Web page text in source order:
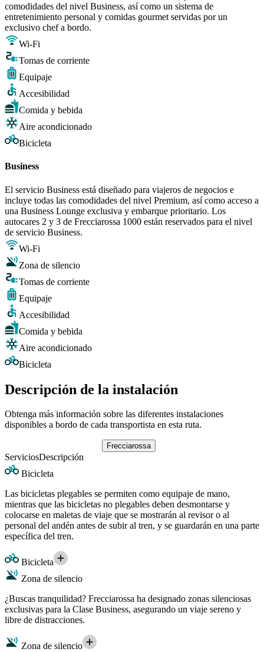
comodidades del nivel Business, así como un sistema de
entretenimiento personal y comidas gourmet servidas por un
exclusivo chef a bordo.
Wi-Fi
Tomas de corriente
Equipaje
Accesibilidad
Comida y bebida
Aire acondicionado
Bicicleta
Business
El servicio Business está diseñado para viajeros de negocios e
incluye todas las comodidades del nivel Premium, así como acceso a
una Business Lounge exclusiva y embarque prioritario. Los
autocares 2 y 3 de Frecciarossa 1000 están reservados para el nivel
de servicio Business.
Wi-Fi
Zona de silencio
Tomas de corriente
Equipaje
Accesibilidad
Comida y bebida
Aire acondicionado
Bicicleta
Descripción de la instalación
Obtenga más información sobre las diferentes instalaciones
disponibles a bordo de cada transportista en esta ruta.
Frecciarossa
ServiciosDescripción
Bicicleta
Las bicicletas plegables se permiten como equipaje de mano,
mientras que las bicicletas no plegables deben desmontarse y
colocarse en maletas de viaje que se mostrarán al revisor o al
personal del andén antes de subir al tren, y se guardarán en una parte
específica del tren.
Bicicleta
Zona de silencio
¿Buscas tranquilidad? Frecciarossa ha designado zonas silenciosas
exclusivas para la Clase Business, asegurando un viaje sereno y
libre de distracciones.
Zona de silencio